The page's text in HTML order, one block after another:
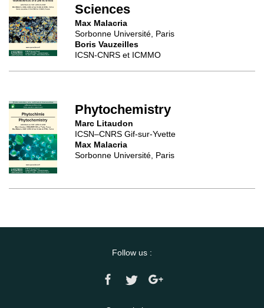
Sciences
Max Malacria
Sorbonne Université, Paris
Boris Vauzeilles
ICSN-CNRS et ICMMO
Phytochemistry
Marc Litaudon
ICSN–CNRS Gif-sur-Yvette
Max Malacria
Sorbonne Université, Paris
Follow us :